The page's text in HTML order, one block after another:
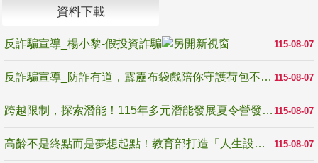
資料下載
115-08-07
反詐騙宣導_楊小黎-假投資詐騙
115-08-07
反詐騙宣導_防詐有道，霹靂布袋戲陪你守護荷包不受騙
115-08-07
跨越限制，探索潛能！115年多元潛能發展夏令營發掘生命無限可能
115-08-07
高齡不是終點而是夢想起點！教育部打造「人生設計夢工場」 參展第3屆高齡健康產業博覽會